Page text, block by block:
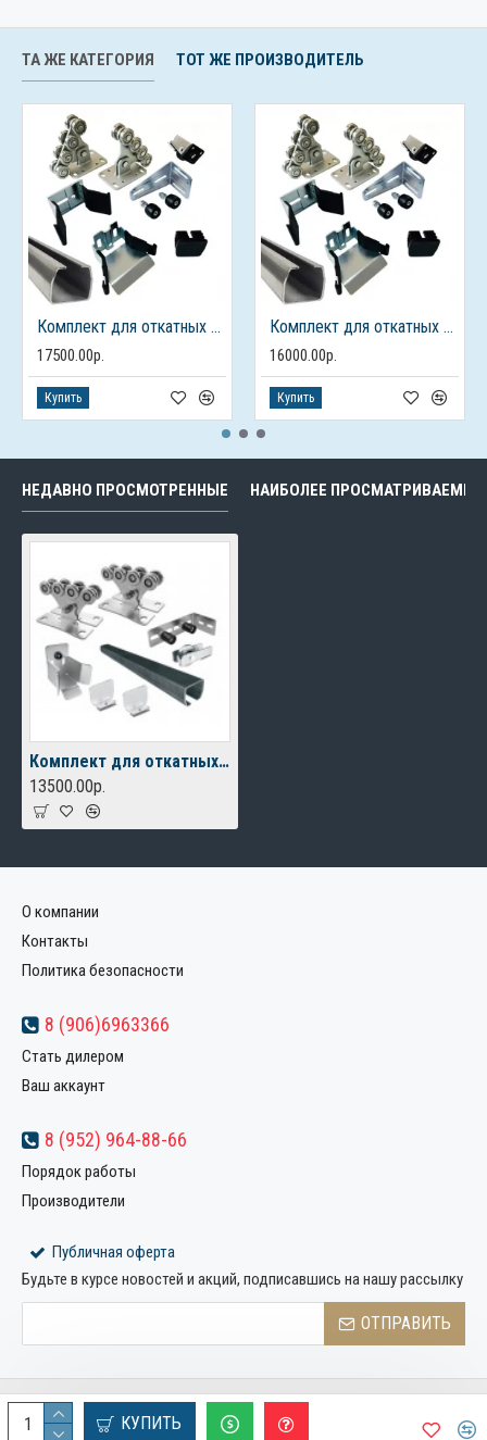
КУПИТЬ
ТА ЖЕ КАТЕГОРИЯ ТОТ ЖЕ ПРОИЗВОДИТЕЛЬ
Комплект для откатных ворот ALUTECH до 450кг., балка 7м.
17500.00р.
Купить
Комплект для откатных ворот ALUTECH до 450кг., балка 6м.
16000.00р.
Купить
НЕДАВНО ПРОСМОТРЕННЫЕ НАИБОЛЕЕ ПРОСМАТРИВАЕМЫЕ
Комплект для откатных ворот FURNITEH XL до 400 кг, балка 7м.
13500.00р.
О компании
Контакты
Политика безопасности
8 (906)6963366
Стать дилером
Ваш аккаунт
8 (952) 964-88-66
Порядок работы
Производители
Публичная оферта
Будьте в курсе новостей и акций, подписавшись на нашу рассылку
ОТПРАВИТЬ
Copyright © 2022, Компания «Металлстрой32», Все права